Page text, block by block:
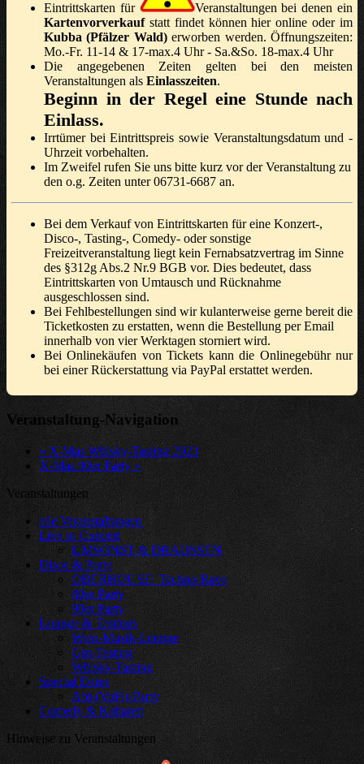
Eintrittskarten für
Veranstaltungen bei denen ein
Kartenvorverkaufstatt findet können hier online oder im
Kubba (Pfälzer Wald)erworben werden. Öffnungszeiten:
Mo.-Fr. 11-14 & 17-max.4 Uhr - Sa.&So. 18-max.4 Uhr
Die angegebenen Zeiten gelten bei den meisten
Veranstaltungen als Einlasszeiten.
Beginn in der Regel eine Stunde nach
Einlass.
Irrtümer bei Eintrittspreis sowie Veranstaltungsdatum und -
Uhrzeit vorbehalten.
Im Zweifel rufen Sie uns bitte kurz vor der Veranstaltung zu
den o.g. Zeiten unter 06731-6687 an.
Bei dem Verkauf von Eintrittskarten für eine Konzert-,
Disco-, Tasting-, Comedy- oder sonstige
Freizeitveranstaltung liegt kein Fernabsatzvertrag im Sinne
des §312g Abs.2 Nr.9 BGB vor. Dies bedeutet, dass
Eintrittskarten von Umtausch und Rücknahme
ausgeschlossen sind.
Bei Fehlbestellungen sind wir kulanterweise gerne bereit die
Ticketkosten zu erstatten, wenn die Bestellung per Email
innerhalb von vier Werktagen storniert wird.
Bei Onlinekäufen von Tickets kann die Onlinegebühr nur
bei einer Rückerstattung via PayPal erstattet werden.
Veranstaltung-Navigation
« X-Mas Whisky-Tasting 2023
X-Mas 90er Party »
Veranstaltungen
alle Veranstaltungen
Live in Concert
UMSONST & DRAUSSEN
Disco & Party
OBERHOUSE: Techno Rave
80er Party
90er Party
Lounge & Tastings
Wein-Musik-Lounge
Gin-Tasting
Whisky-Tasting
Special Dates
Abi-(VoFi)-Party
Comedy & Kabarett
Hinweise zu Veranstaltungen